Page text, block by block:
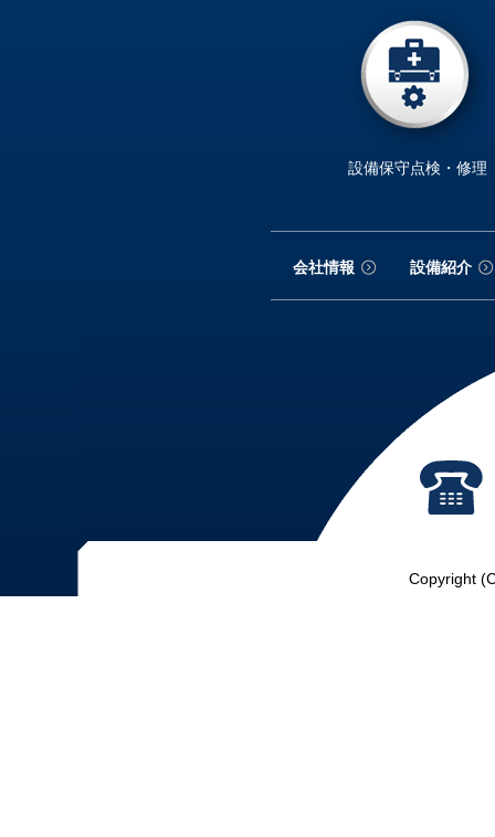
設備保守点検・修理
会社情報 設備紹介
Copyright